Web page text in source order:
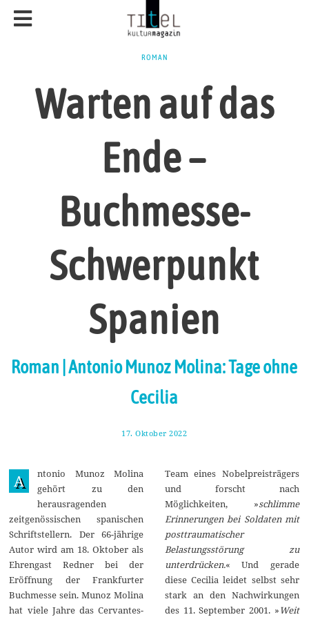
ROMAN
Warten auf das
Ende –
Buchmesse-
Schwerpunkt
Spanien
Roman | Antonio Munoz Molina: Tage ohne
Cecilia
17. Oktober 2022
k
b
e
r
2
0
2
A
ntonio Munoz Molina
gehört zu den
herausragenden
zeitgenössischen spanischen
Schriftstellern. Der 66-jährige
Autor wird am 18. Oktober als
Ehrengast Redner bei der
Eröffnung der Frankfurter
Buchmesse sein. Munoz Molina
hat viele Jahre das Cervantes-
Team eines Nobelpreisträgers
und forscht nach
Möglichkeiten, »schlimme
Erinnerungen bei Soldaten mit
posttraumatischer
Belastungsstörung zu
unterdrücken.« Und gerade
diese Cecilia leidet selbst sehr
stark an den Nachwirkungen
des 11. September 2001. »Weit